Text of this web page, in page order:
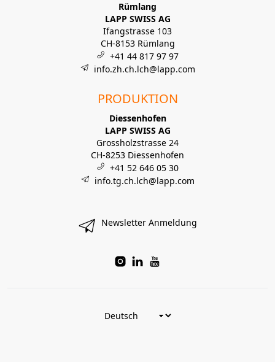
Rümlang
LAPP SWISS AG
Ifangstrasse 103
CH-8153 Rümlang
+41 44 817 97 97
info.zh.ch.lch@lapp.com
PRODUKTION
Diessenhofen
LAPP SWISS AG
Grossholzstrasse 24
CH-8253 Diessenhofen
+41 52 646 05 30
info.tg.ch.lch@lapp.com
Newsletter Anmeldung